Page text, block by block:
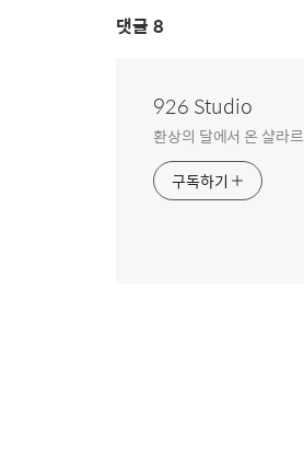
댓글 8
926 Studio
환상의 달에서 온 샬라르
구독하기